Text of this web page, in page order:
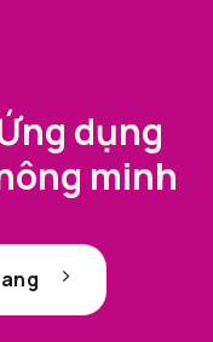
dụng
minh